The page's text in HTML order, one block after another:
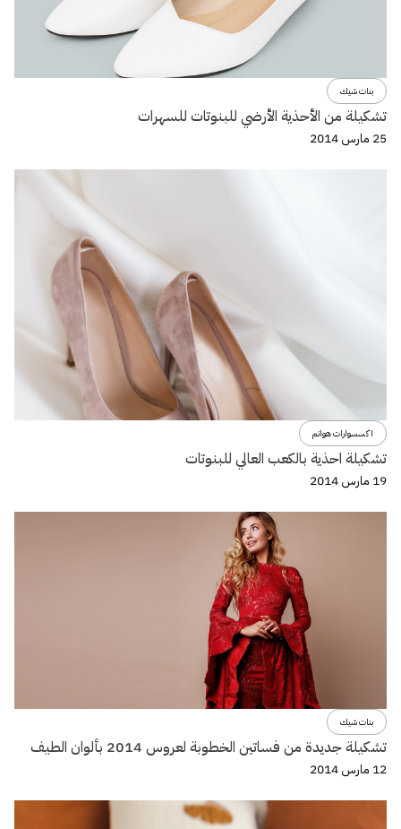
بنات شيك
تشكيلة من الأحذية الأرضي للبنوتات للسهرات
25 مارس 2014
اكسسوارات هوانم
تشكيلة احذية بالكعب العالي للبنوتات
19 مارس 2014
بنات شيك
تشكيلة جديدة من فساتين الخطوبة لعروس 2014 بألوان الطيف
12 مارس 2014